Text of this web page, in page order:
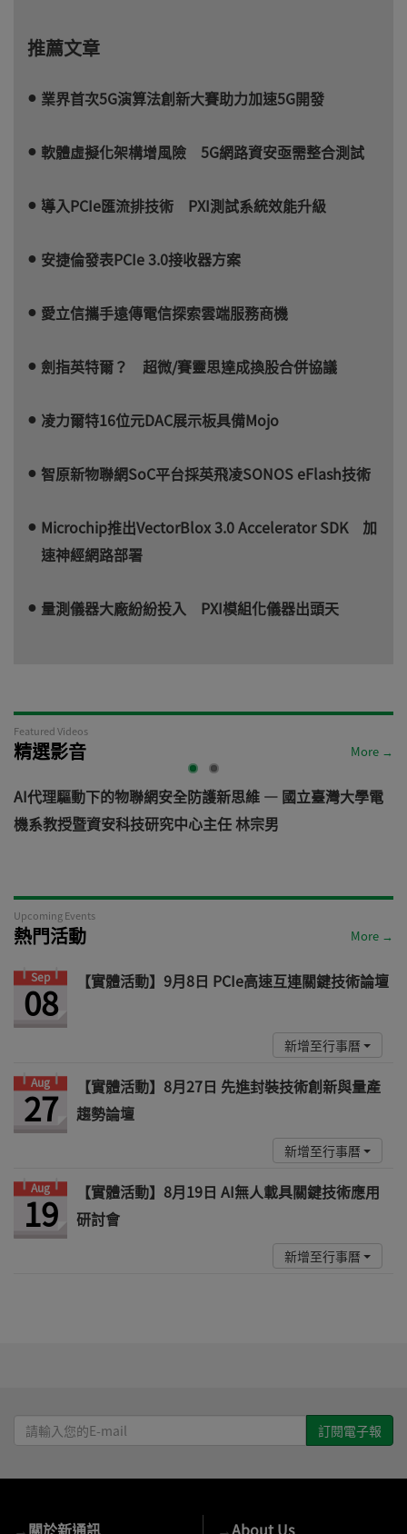
推薦文章
業界首次5G演算法創新大賽助力加速5G開發
軟體虛擬化架構增風險 5G網路資安亟需整合測試
導入PCIe匯流排技術 PXI測試系統效能升級
安捷倫發表PCIe 3.0接收器方案
愛立信攜手遠傳電信探索雲端服務商機
劍指英特爾？ 超微/賽靈思達成換股合併協議
凌力爾特16位元DAC展示板具備Mojo
智原新物聯網SoC平台採英飛凌SONOS eFlash技術
Microchip推出VectorBlox 3.0 Accelerator SDK 加
速神經網路部署
量測儀器大廠紛紛投入 PXI模組化儀器出頭天
Featured Videos
精選影音 More →
新思維 — 國立臺灣大學電
任 林宗男
從汽車資安軌跡看見機器人未來
道 — VicOne
Upcoming Events
熱門活動 More →
Sep
08 【實體活動】9月8日 PCIe高速互連關鍵技術論壇
新增至行事曆
Aug
27
【實體活動】8月27日 先進封裝技術創新與量產
趨勢論壇
新增至行事曆
Aug
19
【實體活動】8月19日 AI無人載具關鍵技術應用
研討會
新增至行事曆
請
輸
→關於新通訊 →About Us